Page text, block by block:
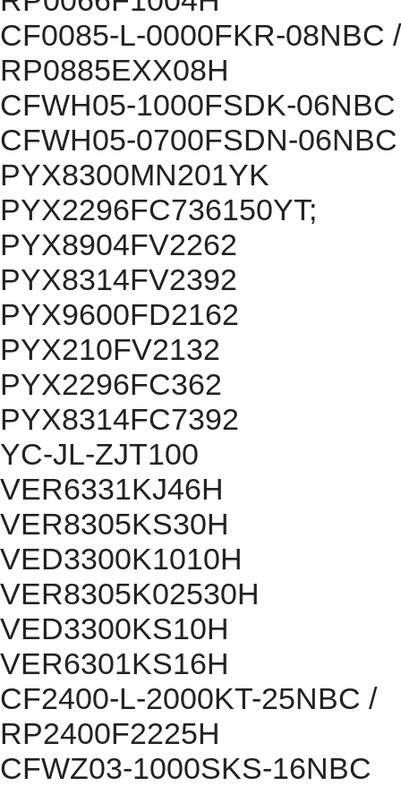
CF0085-L-0000FKR-08NBC /
RP0885EXX08H
CFWH05-1000FSDK-06NBC
CFWH05-0700FSDN-06NBC
PYX8300MN201YK
PYX2296FC736150YT;
PYX8904FV2262
PYX8314FV2392
PYX9600FD2162
PYX210FV2132
PYX2296FC362
PYX8314FC7392
YC-JL-ZJT100
VER6331KJ46H
VER8305KS30H
VED3300K1010H
VER8305K02530H
VED3300KS10H
VER6301KS16H
CF2400-L-2000KT-25NBC /
RP2400F2225H
CFWZ03-1000SKS-16NBC